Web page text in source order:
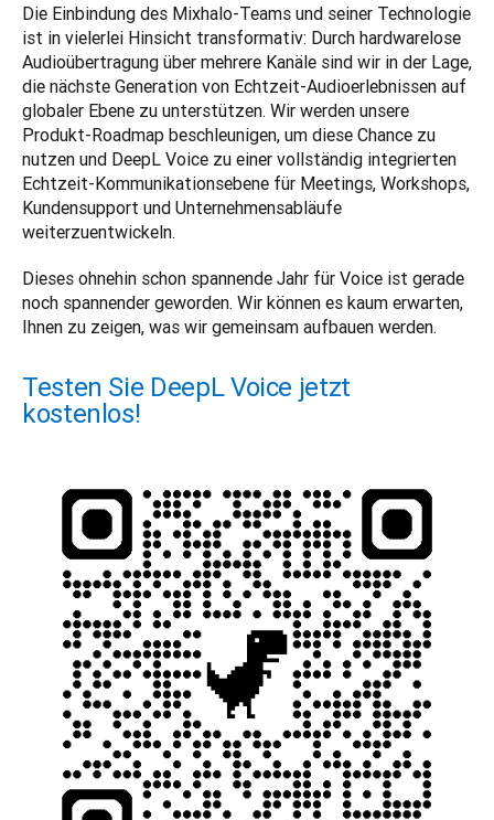
Die Einbindung des Mixhalo-Teams und seiner Technologie
ist in vielerlei Hinsicht transformativ: Durch hardwarelose
Audioübertragung über mehrere Kanäle sind wir in der Lage,
die nächste Generation von Echtzeit-Audioerlebnissen auf
globaler Ebene zu unterstützen. Wir werden unsere
Produkt-Roadmap beschleunigen, um diese Chance zu
nutzen und DeepL Voice zu einer vollständig integrierten
Echtzeit-Kommunikationsebene für Meetings, Workshops,
Kundensupport und Unternehmensabläufe
weiterzuentwickeln.
Dieses ohnehin schon spannende Jahr für Voice ist gerade
noch spannender geworden. Wir können es kaum erwarten,
Ihnen zu zeigen, was wir gemeinsam aufbauen werden.
Testen Sie DeepL Voice jetzt
kostenlos!